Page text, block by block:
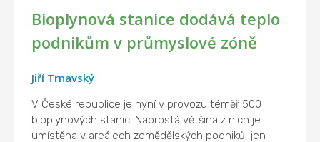
Bioplynová stanice dodává teplo
podnikům v průmyslové zóně
Jiří Trnavský
V České republice je nyní v provozu téměř 500
bioplynových stanic. Naprostá většina z nich je
umístěna v areálech zemědělských podniků, jen